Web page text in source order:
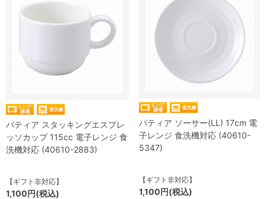
パティア スタッキングエスプレ
ッソカップ 115cc 電子レンジ 食
洗機対応 (40610-2883)
【ギフト非対応】
1,100円(税込)
パティア ソーサー(LL) 17cm 電
子レンジ 食洗機対応 (40610-
5347)
【ギフト非対応】
1,100円(税込)